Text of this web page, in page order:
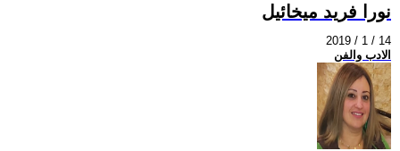
نورا فريد ميخائيل
2019 / 1 / 14
الادب والفن